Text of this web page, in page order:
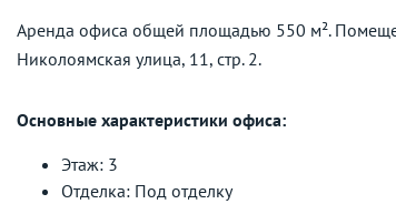
Аренда офиса общей площадью 550 м².
Николоямская улица, 11, стр. 2.
Основные характеристики офиса:
Этаж: 3
Отделка: Под отделку